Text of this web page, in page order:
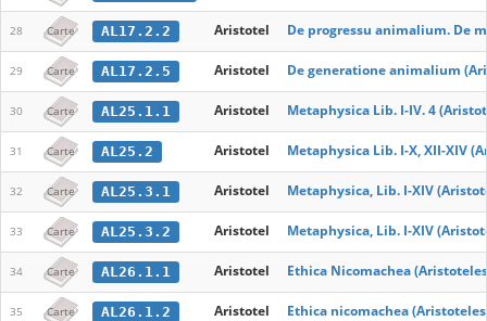
28 Carte AL17.2.2 Aristotel De progressu animalium. De
29 Carte AL17.2.5 Aristotel De generatione animalium
30 Carte AL25.1.1 Aristotel Metaphysica Lib. I-IV. 4
31 Carte AL25.2 Aristotel Metaphysica Lib. I-X, XII-XIV
32 Carte AL25.3.1 Aristotel Metaphysica, Lib. I-XIV
33 Carte AL25.3.2 Aristotel Metaphysica, Lib. I-XIV
34 Carte AL26.1.1 Aristotel Ethica Nicomachea
35 Carte AL26.1.2 Aristotel Ethica nicomachea